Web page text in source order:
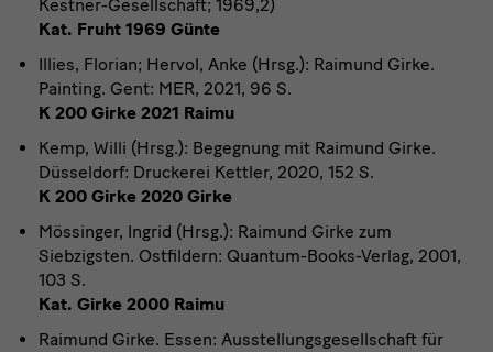
Kestner-Gesellschaft; 1969,2)
Kat. Fruht 1969 Günte
Illies, Florian; Hervol, Anke (Hrsg.): Raimund Girke.
Painting. Gent: MER, 2021, 96 S.
K 200 Girke 2021 Raimu
Kemp, Willi (Hrsg.): Begegnung mit Raimund Girke.
Düsseldorf: Druckerei Kettler, 2020, 152 S.
K 200 Girke 2020 Girke
Mössinger, Ingrid (Hrsg.): Raimund Girke zum
Siebzigsten. Ostfildern: Quantum-Books-Verlag, 2001,
103 S.
Kat. Girke 2000 Raimu
Raimund Girke. Essen: Ausstellungsgesellschaft für